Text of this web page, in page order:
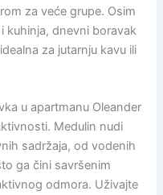
za veće grupe. Osim
kuhinja, dnevni boravak
za jutarnju kavu ili
u apartmanu Oleander
Medulin nudi
sadržaja, od vodenih
ga čini savršenim
odmora. Uživajte